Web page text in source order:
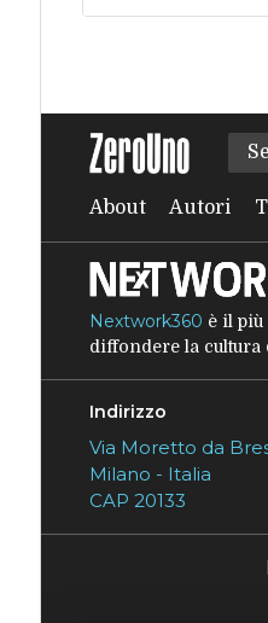
About Autori
Nextwork360 è il
diffondere la
Indirizzo
Via Moretto da
Milano - Italia
CAP 20133